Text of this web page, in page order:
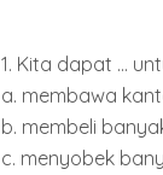
1. Kita dapat ...
a. membawa
b. membeli
c. menyobek